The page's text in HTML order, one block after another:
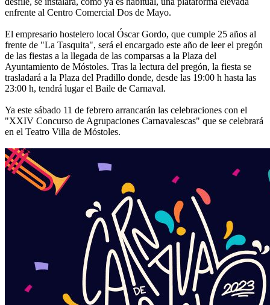
enfrente al Centro Comercial Dos de Mayo.
El empresario hostelero local Óscar Gordo, que cumple 25 años al
frente de "La Tasquita", será el encargado este año de leer el pregón
de las fiestas a la llegada de las comparsas a la Plaza del
Ayuntamiento de Móstoles. Tras la lectura del pregón, la fiesta se
trasladará a la Plaza del Pradillo donde, desde las 19:00 h hasta las
23:00 h, tendrá lugar el Baile de Carnaval.
Ya este sábado 11 de febrero arrancarán las celebraciones con el
"XXIV Concurso de Agrupaciones Carnavalescas" que se celebrará
en el Teatro Villa de Móstoles.